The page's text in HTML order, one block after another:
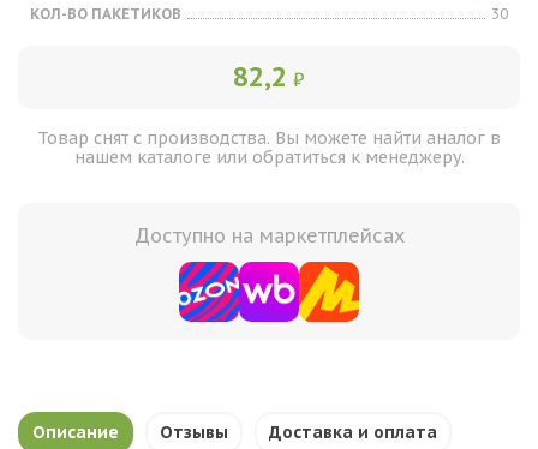
КОЛ-ВО ПАКЕТИКОВ
30
82,2 ₽
Товар снят с производства. Вы можете найти аналог в
нашем каталоге или обратиться к менеджеру.
Доступно на маркетплейсах
Описание Отзывы Доставка и оплата